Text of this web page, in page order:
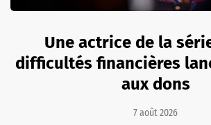
Une actrice de la
difficultés financières
aux dons
7 août 2026